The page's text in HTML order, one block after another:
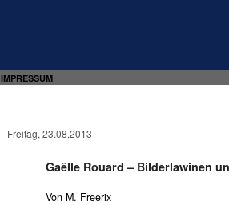
IMPRESSUM
Freitag, 23.08.2013
Gaëlle Rouard – Bilderlawinen
Von M. Freerix